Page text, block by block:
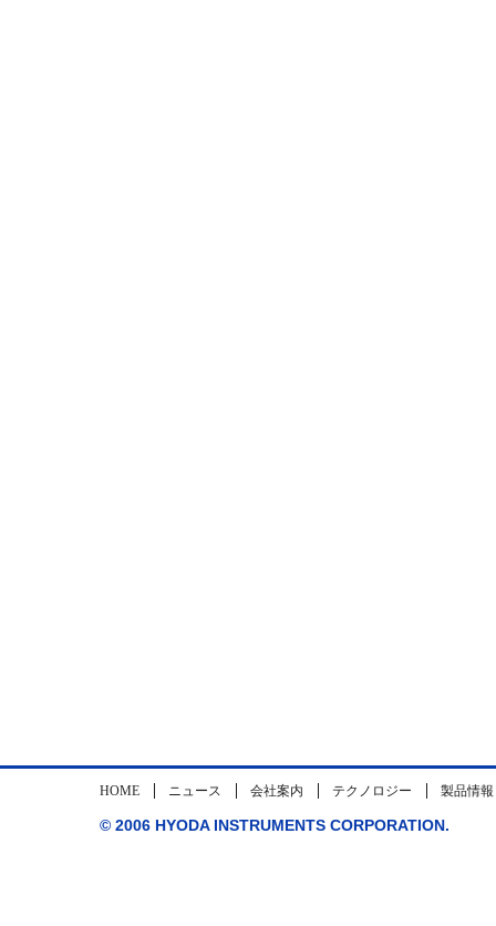
HOME ニュース 会社案内 テクノロジー 製品情報
© 2006 HYODA INSTRUMENTS CORPORATION.